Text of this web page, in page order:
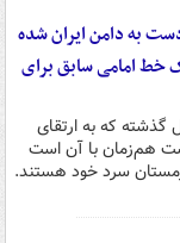
به دامن ایران شده
خط امامی سابق برای
که به ارتقای
هم‌زمان با آن است
سرد خود هستند.